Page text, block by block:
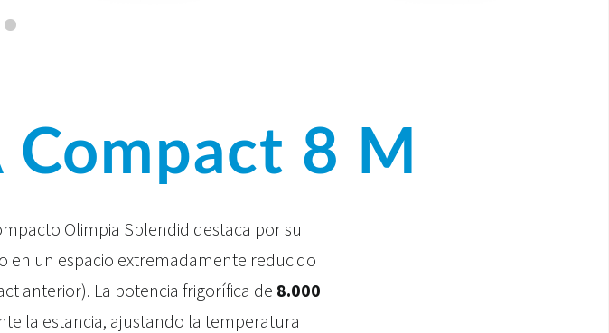
Compact 8 M
Olimpia Splendid destaca por su
en un espacio extremadamente reducido
anterior). La potencia frigorífica de 8.000
la estancia, ajustando la temperatura